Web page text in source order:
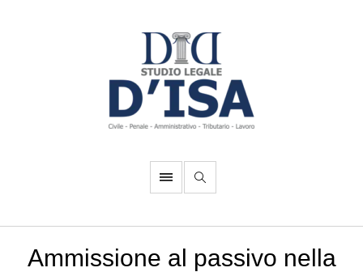
Ammissione al passivo nella